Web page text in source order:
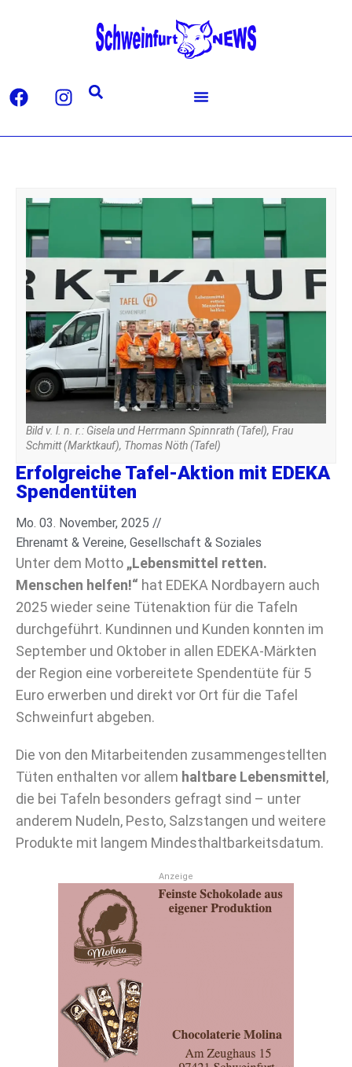
Bild v. l. n. r.: Gisela und Herrmann Spinnrath (Tafel), Frau
Schmitt (Marktkauf), Thomas Nöth (Tafel)
Erfolgreiche Tafel-Aktion mit EDEKA
Spendentüten
Mo. 03. November, 2025 //
Ehrenamt & Vereine, Gesellschaft & Soziales
Unter dem Motto „Lebensmittel retten.
Menschen helfen!“ hat EDEKA Nordbayern auch
2025 wieder seine Tütenaktion für die Tafeln
durchgeführt. Kundinnen und Kunden konnten im
September und Oktober in allen EDEKA-Märkten
der Region eine vorbereitete Spendentüte für 5
Euro erwerben und direkt vor Ort für die Tafel
Schweinfurt abgeben.
Die von den Mitarbeitenden zusammengestellten
Tüten enthalten vor allem haltbare Lebensmittel,
die bei Tafeln besonders gefragt sind – unter
anderem Nudeln, Pesto, Salzstangen und weitere
Produkte mit langem Mindesthaltbarkeitsdatum.
Anzeige